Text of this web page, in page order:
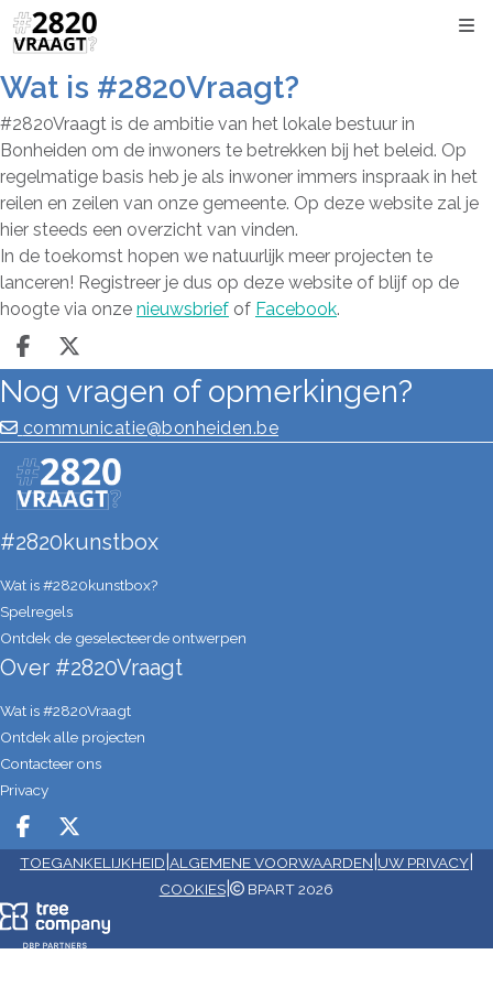
Wat is #2820Vraagt?
#2820Vraagt is de ambitie van het lokale bestuur in
Bonheiden om de inwoners te betrekken bij het beleid. Op
regelmatige basis heb je als inwoner immers inspraak in het
reilen en zeilen van onze gemeente. Op deze website zal je
hier steeds een overzicht van vinden.
In de toekomst hopen we natuurlijk meer projecten te
lanceren! Registreer je dus op deze website of blijf op de
hoogte via onze nieuwsbrief of Facebook.
Deel op facebook
Deel op X
Nog vragen of opmerkingen?
communicatie@bonheiden.be
#2820kunstbox
Wat is #2820kunstbox?
Spelregels
Ontdek de geselecteerde ontwerpen
Over #2820Vraagt
Wat is #2820Vraagt
Ontdek alle projecten
Contacteer ons
Privacy
Deel op facebook
Deel op X
TOEGANKELIJKHEID ALGEMENE VOORWAARDEN UW PRIVACY
COOKIES| BPART 2026